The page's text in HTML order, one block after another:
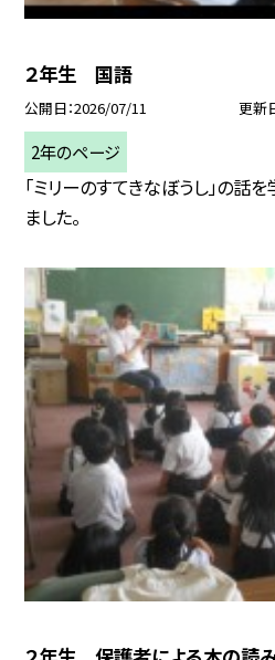
２年生 国語
公開日 2026/07/11 更新
2年のページ
「ミリーのすてきなぼうし」の話
ました。